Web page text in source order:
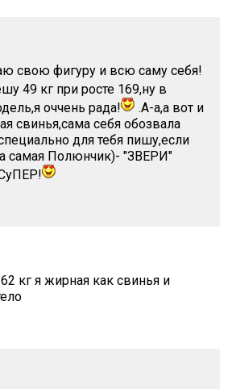
свою фигуру и всю саму себя!
49 кг при росте 169,ну в
оччень рада!
.А-а,а вот и
свинья,сама себя обозвала
для тебя пишу,если
самая Полюнчик)- "ЗВЕРИ"
кг я жирная как свинья и